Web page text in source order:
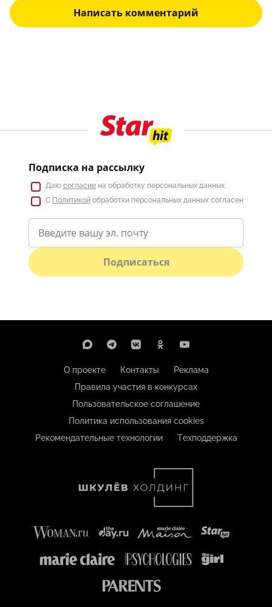
Написать комментарий
Подписка на рассылку
Даю согласие на обработку персональных данных
С Политикой обработки персональных данных согласен
Подписаться
О проекте Контакты
Реклама
Правила участия в конкурсах
Пользовательское соглашение
Политика использования cookies
Рекомендательные технологии
Техподдержка